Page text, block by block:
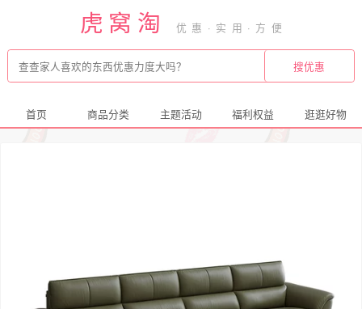
虎窝淘
首页 商品分类 主题活动 福利权益 逛逛好物